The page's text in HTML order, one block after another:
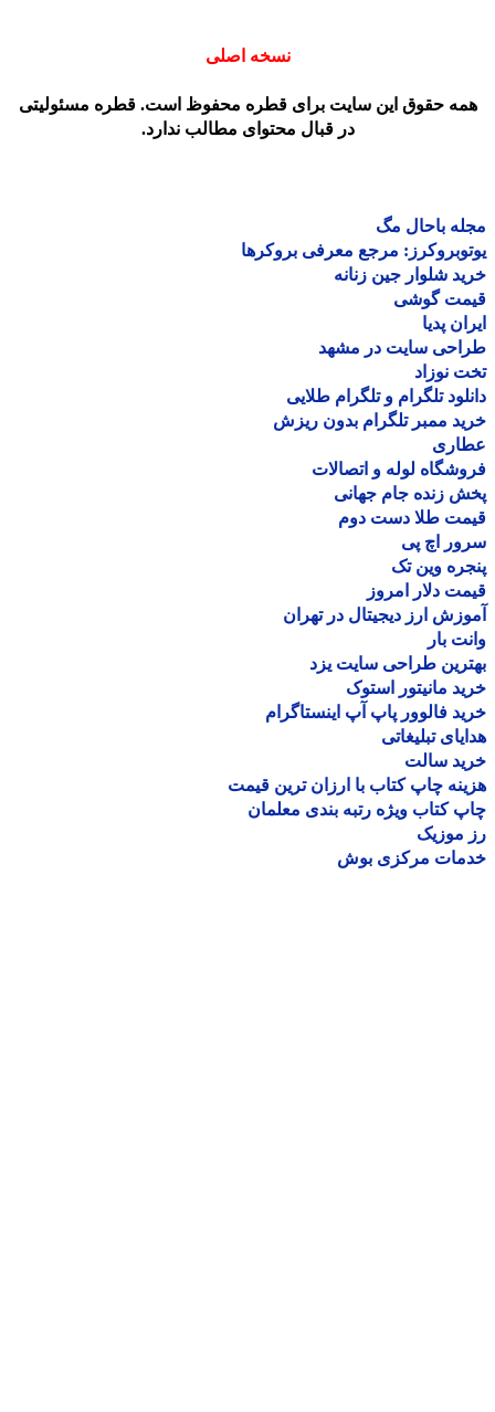
نسخه اصلی
حقوق این سایت برای قطره محفوظ است. قطره مسئولیتی
در قبال محتوای مطالب ندارد.
باحال مگ
مرجع معرفی بروکرها
شلوار جین زنانه
گوشی
پدیا
سایت در مشهد
نوزاد
تلگرام و تلگرام طلایی
ممبر تلگرام بدون ریزش
لوله و اتصالات
زنده جام جهانی
طلا دست دوم
اچ پی
وین تک
دلار امروز
ارز دیجیتال در تهران
بار
طراحی سایت یزد
مانیتور استوک
فالوور پاپ آپ اینستاگرام
تبلیغاتی
سالت
چاپ کتاب با ارزان ترین قیمت
کتاب ویژه رتبه بندی معلمان
موزیک
مرکزی بوش